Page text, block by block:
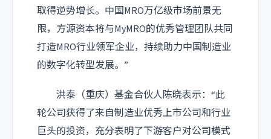
取得逆势增长。中国MRO万亿级市场前景无
限，方源资本将与MyMRO的优秀管理团队共同
打造MRO行业领军企业，持续助力中国制造业
的数字化转型发展。”
洪泰（重庆）基金合伙人陈晓表示：“此
轮公司获得了来自制造业优秀上市公司和行业
巨头的投资，充分表明了下游客户对公司模式